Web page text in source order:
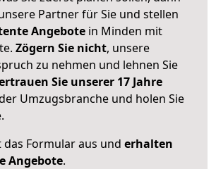
Partner für Sie und stellen
Angebote in Minden mit
Zögern Sie nicht, unsere
zu nehmen und lehnen Sie
Sie unserer 17 Jahre
Umzugsbranche und holen Sie
das Formular aus und erhalten
Angebote.